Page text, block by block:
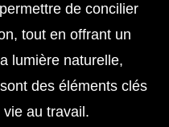
de concilier
tout en offrant un
lumière naturelle,
sont des éléments clés
au travail.